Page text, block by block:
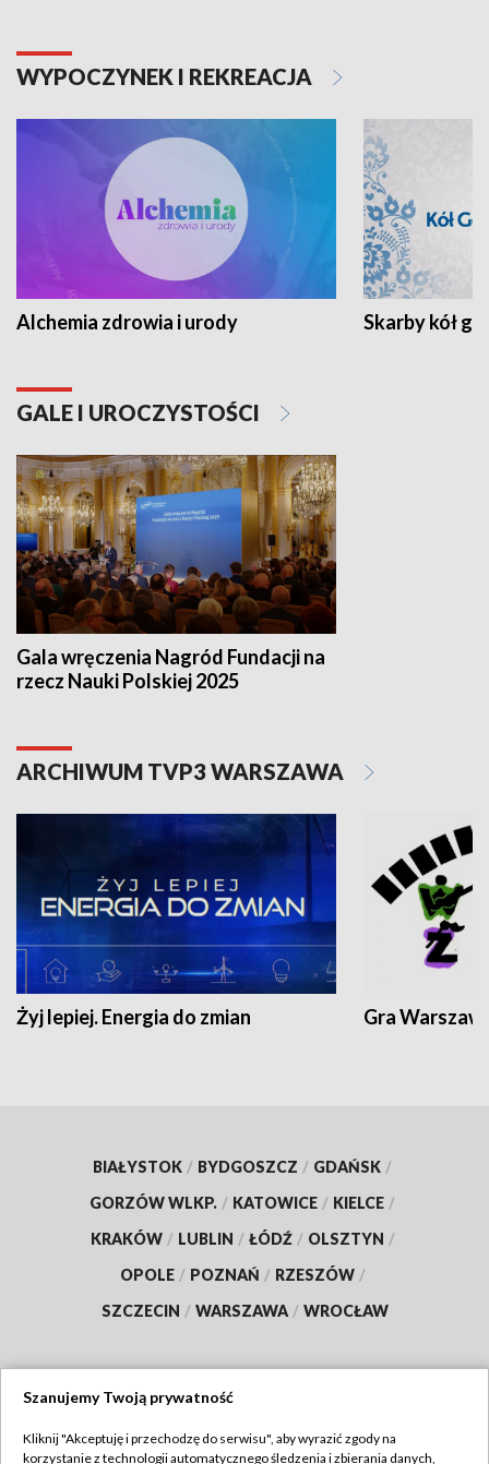
WYPOCZYNEK I REKREACJA
Alchemia zdrowia i urody Skarby kół
GALE I UROCZYSTOŚCI
Gala wręczenia Nagród Fundacji na
rzecz Nauki Polskiej 2025
ARCHIWUM TVP3 WARSZAWA
Żyj lepiej. Energia do zmian Gra
BIAŁYSTOK / BYDGOSZCZ / GDAŃSK /
GORZÓW WLKP. / KATOWICE / KIELCE /
KRAKÓW / LUBLIN / ŁÓDŹ / OLSZTYN /
OPOLE / POZNAŃ / RZESZÓW /
SZCZECIN / WARSZAWA / WROCŁAW
Szanujemy Twoją prywatność
Kliknij "Akceptuję i przechodzę do serwisu", aby wyrazić zgody na
korzystanie z technologii automatycznego śledzenia i zbierania danych,